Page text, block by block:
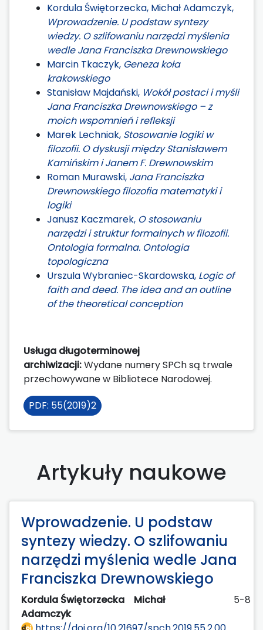
Kordula Świętorzecka, Michał Adamczyk,
Wprowadzenie. U podstaw syntezy
wiedzy. O szlifowaniu narzędzi myślenia
wedle Jana Franciszka Drewnowskiego
Marcin Tkaczyk, Geneza koła
krakowskiego
Stanisław Majdański, Wokół postaci i myśli
Jana Franciszka Drewnowskiego – z
moich wspomnień i refleksji
Marek Lechniak, Stosowanie logiki w
filozofii. O dyskusji między Stanisławem
Kamińskim i Janem F. Drewnowskim
Roman Murawski, Jana Franciszka
Drewnowskiego filozofia matematyki i
logiki
Janusz Kaczmarek, O stosowaniu
narzędzi i struktur formalnych w filozofii.
Ontologia formalna. Ontologia
topologiczna
Urszula Wybraniec-Skardowska, Logic of
faith and deed. The idea and an outline
of the theoretical conception
Usługa długoterminowej
archiwizacji:Wydane numery SPCh są trwale
przechowywane w Bibliotece Narodowej.
PDF: 55(2019)2
Artykuły naukowe
Wprowadzenie. U podstaw
syntezy wiedzy. O szlifowaniu
narzędzi myślenia wedle Jana
Franciszka Drewnowskiego
Kordula Świętorzecka
Michał
Adamczyk
5-8